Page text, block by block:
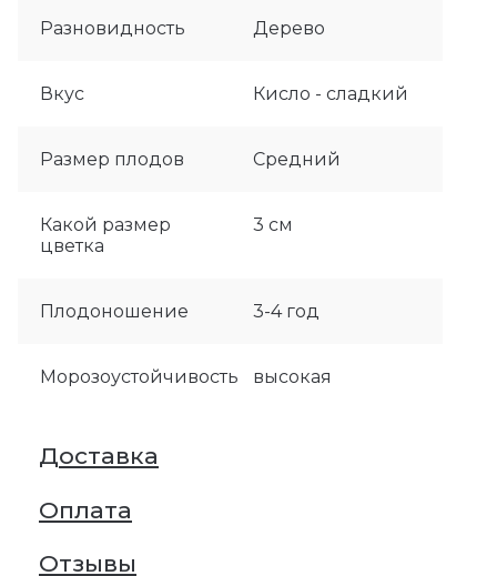
Разновидность Дерево
Вкус Кисло - сладкий
Размер плодов Средний
Какой размер
цветка
3 см
Плодоношение 3-4 год
Морозоустойчивость высокая
Доставка
Оплата
Отзывы